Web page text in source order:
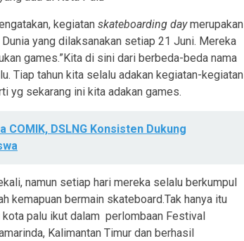
kegiatan skateboarding daymerupakan
yang dilaksanakan setiap 21 Juni. Mereka
games.”Kita di sini dari berbeda-beda nama
Tiap tahun kita selalu adakan kegiatan-kegiatan
yg sekarang ini kita adakan games.
COMIK, DSLNG Konsisten Dukung
namun setiap hari mereka selalu berkumpul
kemapuan bermain skateboard.Tak hanya itu
palu ikut dalam perlombaan Festival
Kalimantan Timur dan berhasil